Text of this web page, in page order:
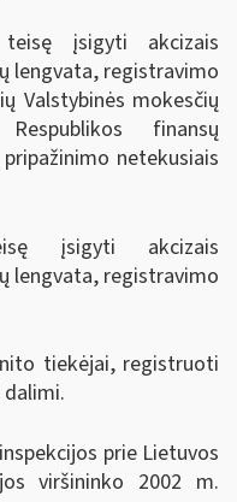
įsigyti akcizais
lengvata, registravimo
Valstybinės mokesčių
finansų
netekusiais
įsigyti akcizais
lengvata, registravimo
tiekėjai, registruoti
prie Lietuvos
viršininko 2002 m.